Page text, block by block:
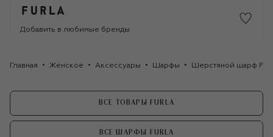
Добавить в любимые бренды
Главная Женское Аксессуары Шарфы Шерстяной шарф
ВСЕ ТОВАРЫ FURLA
ВСЕ ШАРФЫ FURLA